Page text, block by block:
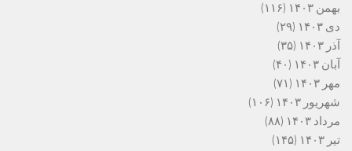
بهمن ۱۴۰۳
(۱۱۶)
دی ۱۴۰۳
(۲۹)
آذر ۱۴۰۳
(۳۵)
آبان ۱۴۰۳
(۴۰)
مهر ۱۴۰۳
(۷۱)
شهریور ۱۴۰۳
(۱۰۶)
مرداد ۱۴۰۳
(۸۸)
تیر ۱۴۰۳
(۱۴۵)